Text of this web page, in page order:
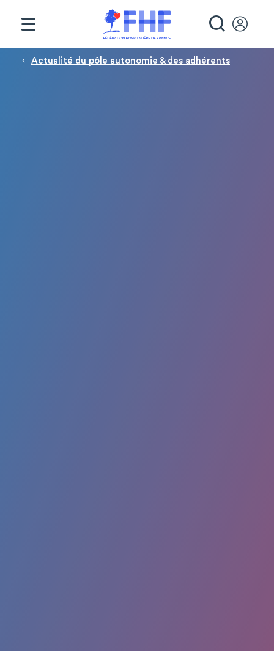
Fil d'Ariane
Actualité du pôle autonomie & des adhérents
Panneau de gestion des cookies